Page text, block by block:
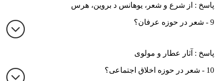
پاسخ : از شرع و شعر، یوهانس د بروین، هرس
9 - شعر در حوزه عرفان؟
پاسخ : آثار عطار و مولوی
10 - شعر در حوزه اخلاق اجتماعی؟